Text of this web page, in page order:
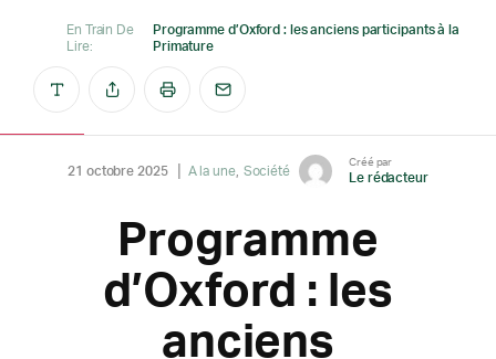
En Train De
Lire:
Programme d’Oxford : les anciens participants à la
Primature
21 octobre 2025 A la une Société
Créé par
Le rédacteur
Programme
d’Oxford : les
anciens